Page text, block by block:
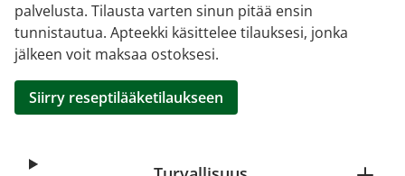
palvelusta. Tilausta varten sinun pitää ensin
tunnistautua. Apteekki käsittelee tilauksesi, jonka
jälkeen voit maksaa ostoksesi.
Siirry reseptilääketilaukseen